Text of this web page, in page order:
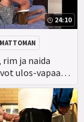
24:10
rim ja naida
ulos-vapaa